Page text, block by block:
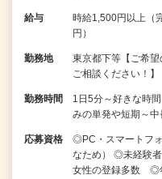
給与
時給1,500円以上（
円）
勤務地
東京都下等【ご希
ご相談ください！】
勤務時間
1日5分～好きな時
みの単発や短期～
応募資格
◎PC・スマートフ
なため） ◎未経験
女性の登録多数 ◎